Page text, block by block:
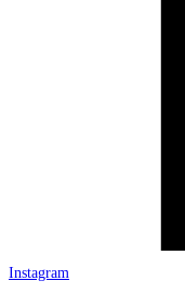
Instagram